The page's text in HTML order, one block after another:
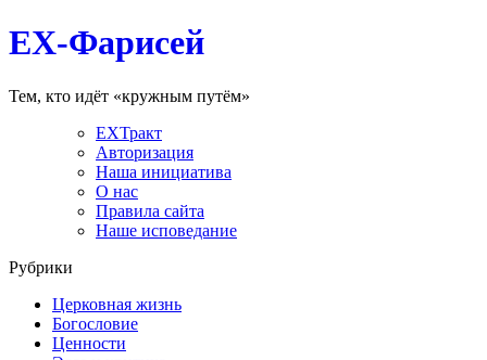
EX-Фарисей
Тем, кто идёт «кружным путём»
EXТракт
Авторизация
Наша инициатива
О нас
Правила сайта
Наше исповедание
Рубрики
Церковная жизнь
Богословие
Ценности